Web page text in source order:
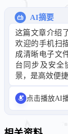
AI摘要
这篇文章介绍
欢迎的手机扫
成清晰电子文
台同步及安全
景，是高效便
点击播放AI